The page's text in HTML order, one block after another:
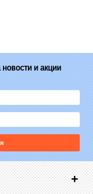
и акции